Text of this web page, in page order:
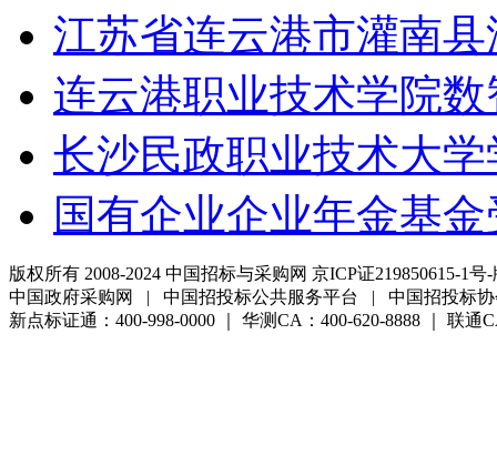
江苏省连云港市灌南
连云港职业技术学院
长沙民政职业技术大
国有企业企业年金基
版权所有 2008-2024 中国招标与采购网 京ICP证219850615-1号
中国政府采购网 | 中国招投标公共服务平台 | 中国招投标
新点标证通：400-998-0000 ｜ 华测CA：400-620-8888 ｜ 联通